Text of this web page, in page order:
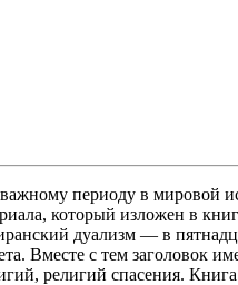
периоду в мировой
который изложен в
дуализм — в
Вместе с тем заголовок
религий спасения.